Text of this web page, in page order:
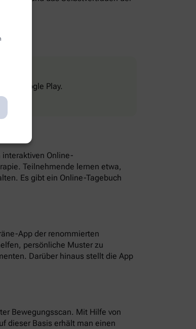
Google Play.
Online-
Teilnehmende lernen etwa,
Es gibt ein Online-Tagebuch
App der renommierten
persönliche Muster zu
Darüber hinaus stellt die App
Bewegungsscan. Mit Hilfe von
dieser Basis erhält man einen